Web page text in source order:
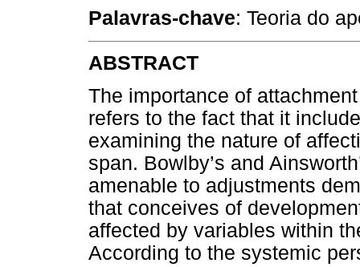
Palavras-chave: Teoria do
ABSTRACT
The importance of
refers to the fact that it
examining the nature of
span. Bowlby’s and
amenable to adjustments
that conceives of
affected by variables within
According to the systemic